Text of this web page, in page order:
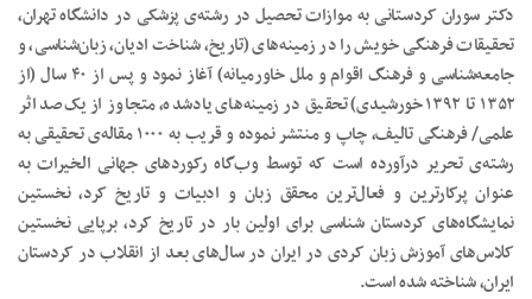
دکتر سوران کردستانی به موازات تحصیل در رشته‌ی پزشکی در دانشگاه تهران،
تحقیقات فرهنگی خویش را در زمینه‌های (تاریخ، شناخت ادیان، زبان‌شناسی، و
جامعه‌شناسی و فرهنگ اقوام و ملل خاورمیانه) آغاز نمود و پس از ۴۰ سال (از
۱۳۵۲ تا ۱۳۹۲ خورشیدی) تحقیق در زمینه‌های یادشده، متجاوز از یک‌صد اثر
علمی/ فرهنگی تالیف، چاپ و منتشر نموده و قریب به ۱۰۰۰ مقاله‌ی تحقیقی به
رشته‌ی تحریر درآورده است که توسط وب‌گاه رکوردهای جهانی الخیرات به
عنوان پرکارترین و فعال‌ترین محقق زبان و ادبیات و تاریخ کرد، نخستین
نمایشگاه‌های کردستان شناسی برای اولین بار در تاریخ کرد، برپایی نخستین
کلاس‌های آموزش زبان کردی در ایران در سال‌های بعد از انقلاب در کردستان
ایران، شناخته شده است.